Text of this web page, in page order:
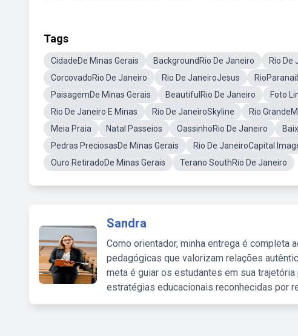
Tags
CidadeDe Minas Gerais BackgroundRio De Janeiro Rio De
CorcovadoRio De Janeiro
Rio De JaneiroJesus
PaisagemDe Minas Gerais
BeautifulRio De Janeiro Foto
Rio De Janeiro E Minas
Rio De JaneiroSkyline Rio
Meia Praia
Natal Passeios OassinhoRio De Janeiro
Pedras PreciosasDe Minas Gerais
Rio De JaneiroCapital
Ouro RetiradoDe Minas Gerais
Terano SouthRio De Janeiro
Sandra
Como orientador, minha entrega é completa
pedagógicas que valorizam relações
meta é guiar os estudantes em sua
estratégias educacionais reconhecidas por